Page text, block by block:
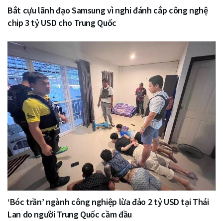
Bắt cựu lãnh đạo Samsung vì nghi đánh cắp công nghệ
chip 3 tỷ USD cho Trung Quốc
‘Bóc trần’ ngành công nghiệp lừa đảo 2 tỷ USD tại Thái
Lan do người Trung Quốc cầm đầu